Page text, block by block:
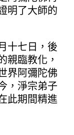
明了大師的
十七日，後
親臨教化，
界阿彌陀佛
，淨宗弟子
此期間精進